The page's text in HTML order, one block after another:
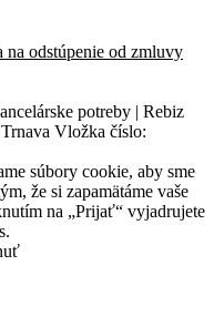
na odstúpenie od zmluvy
potreby | Rebiz
Vložka číslo:
súbory cookie, aby sme
že si zapamätáme vaše
na „Prijať“ vyjadrujete